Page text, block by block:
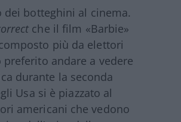
dei botteghini al cinema.
che il film «Barbie»
più da elettori
andare a vedere
durante la seconda
Usa si è piazzato al
americani che vedono